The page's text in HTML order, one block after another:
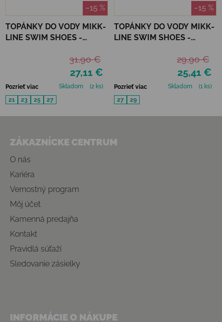
–15 %
TOPÁNKY DO VODY MIKK-
LINE SWIM SHOES -
27,11 €
31,90 €
Pozrieť viac Skladom
(2 ks)
21
23 25 27
–15 %
TOPÁNKY DO VODY MIKK-
LINE SWIM SHOES -
25,41 €
29,90 €
Pozrieť viac Skladom
(1 ks)
27
29
ZÁKAZNÍCKE CENTRUM
O nás
Kariéra
Vernostný program
Môj účet
Kamenná predajňa
Kontakt
Pravidlá súťaží
Sledovanie zásielky
INFORMÁCIE O NÁKUPE